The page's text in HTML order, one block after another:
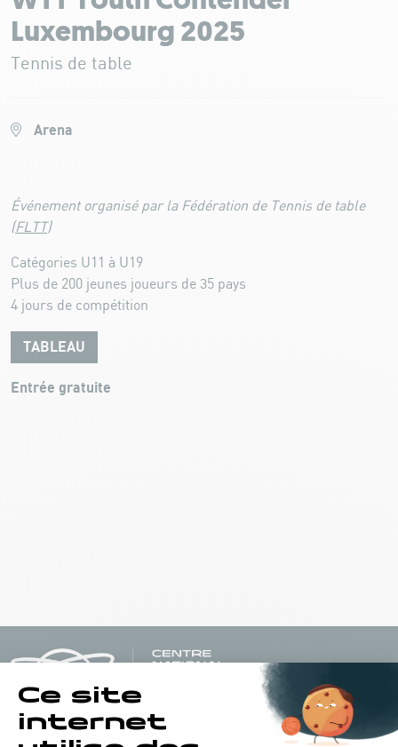
Luxembourg 2025
Tennis de table
Arena
Événement organisé par la Fédération de Tennis de table
(FLTT)
Catégories U11 à U19
Plus de 200 jeunes joueurs de 35 pays
4 jours de compétition
TABLEAU
Entrée gratuite